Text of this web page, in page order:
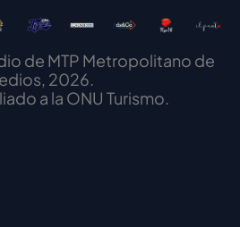
de MTP Metropolitano de
2026.
a la ONU Turismo.